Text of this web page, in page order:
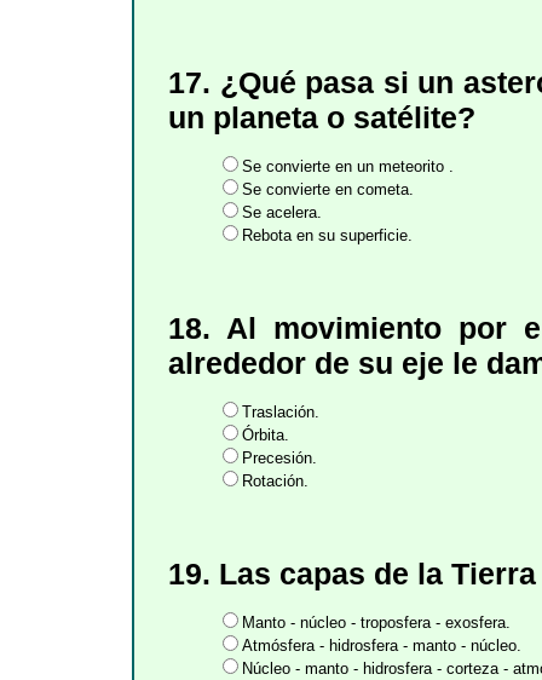
17. ¿Qué pasa si un
un planeta o satélite?
Se convierte en un meteorito .
Se convierte en cometa.
Se acelera.
Rebota en su superficie.
18. Al movimiento por
alrededor de su eje le
Traslación.
Órbita.
Precesión.
Rotación.
19. Las capas de la
Manto - núcleo - troposfera - exosfera.
Atmósfera - hidrosfera - manto - núcleo.
Núcleo - manto - hidrosfera - corteza -